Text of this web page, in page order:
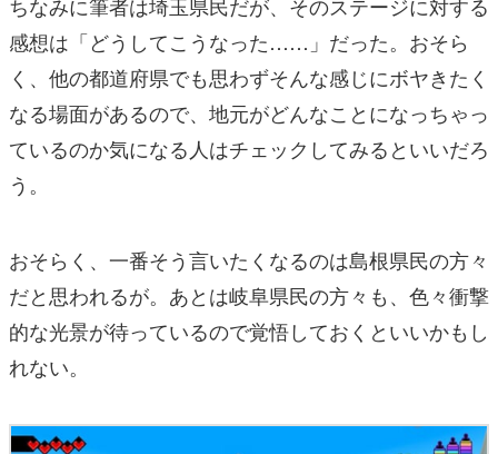
ちなみに筆者は埼玉県民だが、そのステージに対する
感想は「どうしてこうなった……」だった。おそら
く、他の都道府県でも思わずそんな感じにボヤきたく
なる場面があるので、地元がどんなことになっちゃっ
ているのか気になる人はチェックしてみるといいだろ
う。
おそらく、一番そう言いたくなるのは島根県民の方々
だと思われるが。あとは岐阜県民の方々も、色々衝撃
的な光景が待っているので覚悟しておくといいかもし
れない。